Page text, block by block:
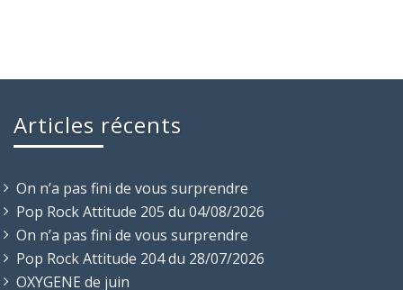
Articles récents
On n’a pas fini de vous surprendre
Pop Rock Attitude 205 du 04/08/2026
On n’a pas fini de vous surprendre
Pop Rock Attitude 204 du 28/07/2026
OXYGENE de juin